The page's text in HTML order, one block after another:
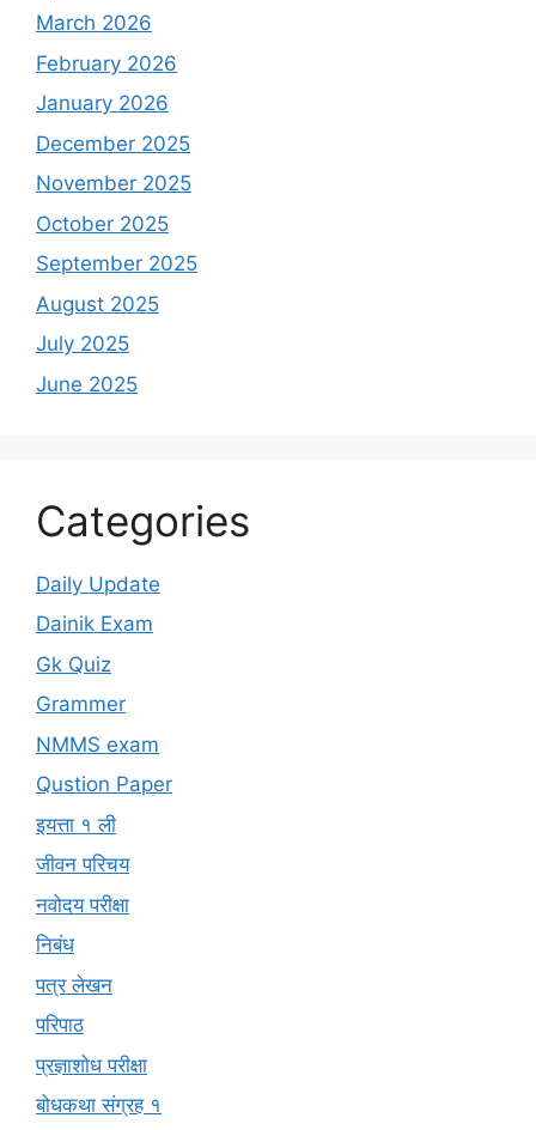
March 2026
February 2026
January 2026
December 2025
November 2025
October 2025
September 2025
August 2025
July 2025
June 2025
Categories
Daily Update
Dainik Exam
Gk Quiz
Grammer
NMMS exam
Qustion Paper
इयत्ता १ ली
जीवन परिचय
नवोदय परीक्षा
निबंध
पत्र लेखन
परिपाठ
प्रज्ञाशोध परीक्षा
बोधकथा संग्रह १